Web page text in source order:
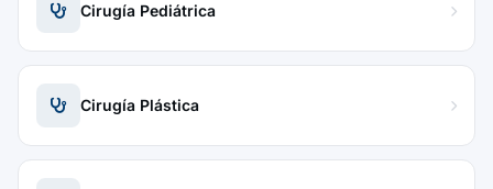
Cirugía Pediátrica
Cirugía Plástica